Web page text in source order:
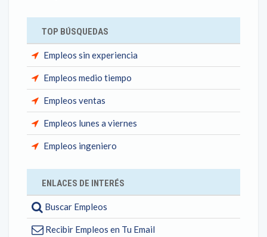
TOP BÚSQUEDAS
Empleos sin experiencia
Empleos medio tiempo
Empleos ventas
Empleos lunes a viernes
Empleos ingeniero
ENLACES DE INTERÉS
Buscar Empleos
Recibir Empleos en Tu Email